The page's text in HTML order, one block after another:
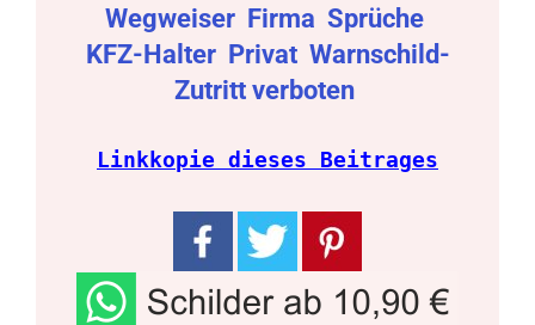
Wegweiser Firma Sprüche
KFZ-Halter Privat Warnschild-
Zutritt verboten
Linkkopie dieses Beitrages